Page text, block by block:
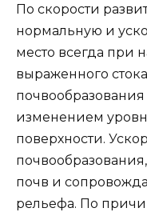
По скорости
нормальную и
место всегда при
выраженного
изменением
поверхности.
почв и
рельефа. По